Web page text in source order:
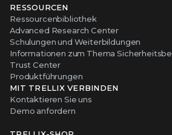
RESSOURCEN
Ressourcenbibliothek
Advanced Research Center
Schulungen und Weiterbildungen
Informationen zum Thema
Trust Center
Produktführungen
MIT TRELLIX VERBINDEN
Kontaktieren Sie uns
Demo anfordern